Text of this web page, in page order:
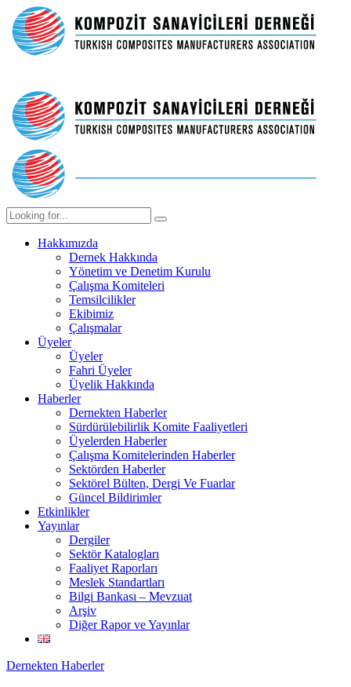
Hakkımızda
Dernek Hakkında
Yönetim ve Denetim Kurulu
Çalışma Komiteleri
Temsilcilikler
Ekibimiz
Çalışmalar
Üyeler
Üyeler
Fahri Üyeler
Üyelik Hakkında
Haberler
Dernekten Haberler
Sürdürülebilirlik Komite Faaliyetleri
Üyelerden Haberler
Çalışma Komitelerinden Haberler
Sektörden Haberler
Sektörel Bülten, Dergi Ve Fuarlar
Güncel Bildirimler
Etkinlikler
Yayınlar
Dergiler
Sektör Katalogları
Faaliyet Raporları
Meslek Standartları
Bilgi Bankası – Mevzuat
Arşiv
Diğer Rapor ve Yayınlar
Dernekten Haberler